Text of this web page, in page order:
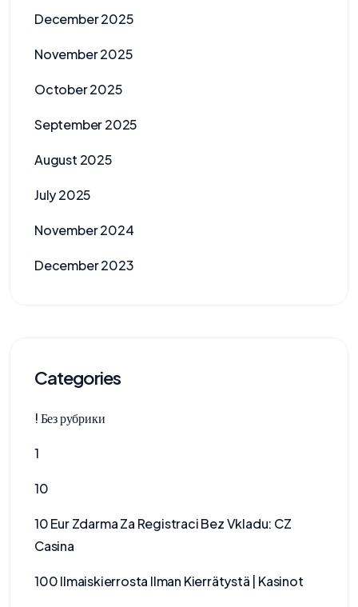
December 2025
November 2025
October 2025
September 2025
August 2025
July 2025
November 2024
December 2023
Categories
! Без рубрики
1
10
10 Eur Zdarma Za Registraci Bez Vkladu: CZ
Casina
100 Ilmaiskierrosta Ilman Kierrätystä | Kasinot